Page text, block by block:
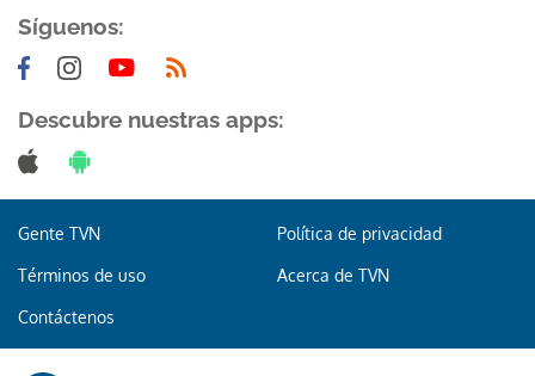
Síguenos:
Descubre nuestras apps:
Gente TVN Política de privacidad
Términos de uso Acerca de TVN
Contáctenos